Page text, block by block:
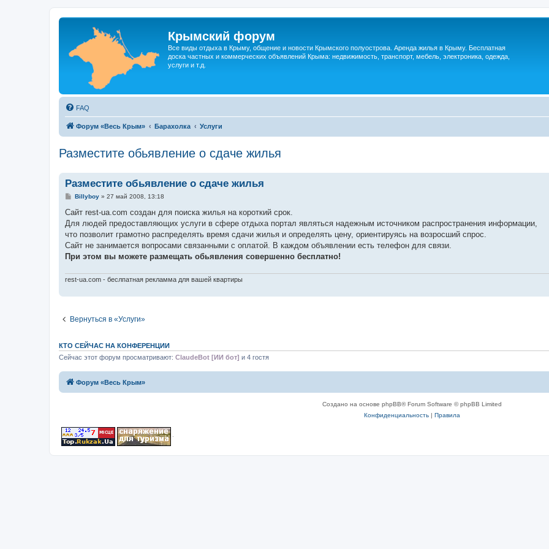
Крымский форум
Все виды отдыха в Крыму, общение и новости Крымского полуострова. Аренда жилья в Крыму. Бесплатная
доска частных и коммерческих объявлений Крыма: недвижимость, транспорт, мебель, электроника, одежда,
услуги и т.д.
FAQ
Форум «Весь Крым» Барахолка Услуги
Разместите обьявление о сдаче жилья
Разместите обьявление о сдаче жилья
С
о
щ
е
и
е
Billyboy» 27 май 2008, 13:18
Сайт rest-ua.com создан для поиска жилья на короткий срок.
Для людей предоставляющих услуги в сфере отдыха портал являться надежным источником распространения информации,
что позволит грамотно распределять время сдачи жилья и определять цену, ориентируясь на возросший спрос.
Сайт не занимается вопросами связанными с оплатой. В каждом объявлении есть телефон для связи.
При этом вы можете размещать обьявления совершенно бесплатно!
rest-ua.com - беслпатная рекламма для вашей квартиры
Вернуться в «Услуги»
КТО СЕЙЧАС НА КОНФЕРЕНЦИИ
Сейчас этот форум просматривают: ClaudeBot [ИИ бот] и 4 гостя
Форум «Весь Крым»
Создано на основе phpBB® Forum Software © phpBB Limited
Конфиденциальность| Правила